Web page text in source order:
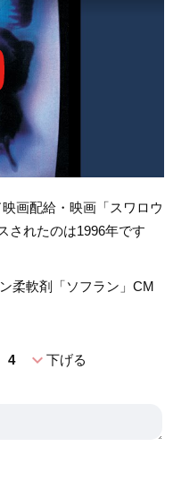
画配給・映画「スワロウ
されたのは1996年です
柔軟剤「ソフラン」CM
4 expand_more下げる